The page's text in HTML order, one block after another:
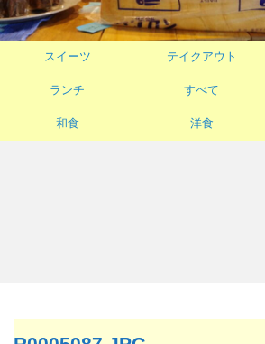
スイーツ テイクアウト
ランチ すべて
和食 洋食